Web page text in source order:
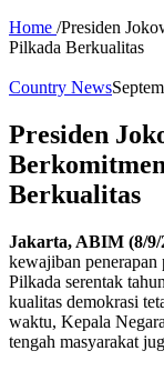
Home /Presiden
Pilkada Berkualitas
Country News
Presiden
Berkualitas
Jakarta, ABIM (8/9/
kewajiban penerapan
Pilkada serentak
kualitas demokrasi
waktu, Kepala
tengah masyarakat